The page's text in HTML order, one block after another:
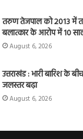
तरुण तेजपाल को 2013 में
बलात्कार के आरोप में 10
August 6, 2026
उत्तराखंड : भारी बारिश के
जलस्तर बढ़ा
August 6, 2026